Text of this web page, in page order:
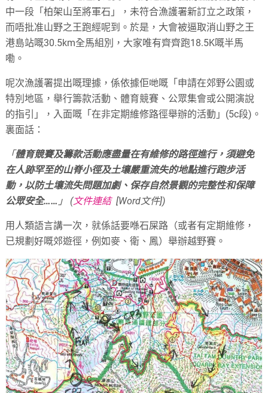
中一段「柏架山至將軍石」，未符合漁護署新訂立之政策，
而唔批准山野之王跑經呢到。於是，大會被逼取消山野之王
港島站嘅30.5km全馬組別，大家唯有齊齊跑18.5K嘅半馬
嘞。
呢次漁護署提出嘅理據，係依據佢哋嘅「申請在郊野公園或
特別地區，舉行籌款活動、體育競賽、公眾集會或公開演說
的指引」，入面嘅「在非定期維修路徑舉辦的活動」(5c段)。
裏面話：
「體育競賽及籌款活動應盡量在有維修的路徑進行，須避免
在人跡罕至的山脊小徑及土壤嚴重流失的地點進行跑步活
動，以防土壤流失問題加劇、保存自然景觀的完整性和保障
公眾安全…… 」 (文件連結[Word文件])
用人類語言講一次，就係話要喺石屎路（或者有定期維修，
已規劃好嘅郊遊徑，例如麥、衛、鳳）舉辦越野賽。